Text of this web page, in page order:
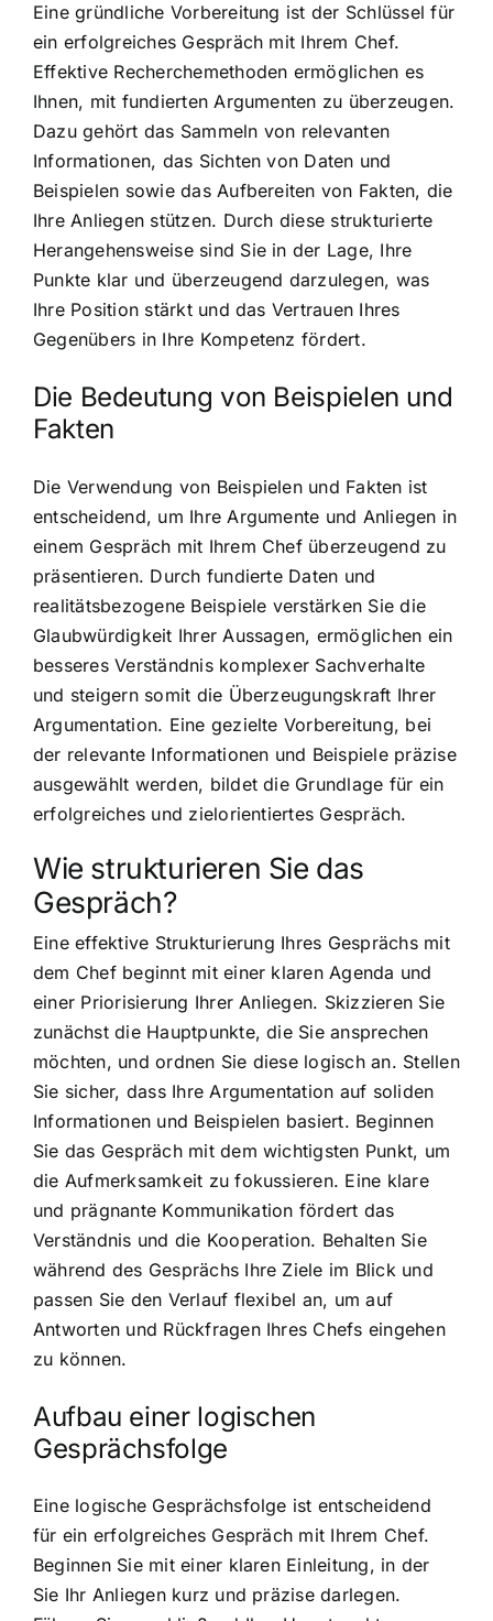
Eine gründliche Vorbereitung ist der Schlüssel für
ein erfolgreiches Gespräch mit Ihrem Chef.
Effektive Recherchemethoden ermöglichen es
Ihnen, mit fundierten Argumenten zu überzeugen.
Dazu gehört das Sammeln von relevanten
Informationen, das Sichten von Daten und
Beispielen sowie das Aufbereiten von Fakten, die
Ihre Anliegen stützen. Durch diese strukturierte
Herangehensweise sind Sie in der Lage, Ihre
Punkte klar und überzeugend darzulegen, was
Ihre Position stärkt und das Vertrauen Ihres
Gegenübers in Ihre Kompetenz fördert.
Die Bedeutung von Beispielen und
Fakten
Die Verwendung von Beispielen und Fakten ist
entscheidend, um Ihre Argumente und Anliegen in
einem Gespräch mit Ihrem Chef überzeugend zu
präsentieren. Durch fundierte Daten und
realitätsbezogene Beispiele verstärken Sie die
Glaubwürdigkeit Ihrer Aussagen, ermöglichen ein
besseres Verständnis komplexer Sachverhalte
und steigern somit die Überzeugungskraft Ihrer
Argumentation. Eine gezielte Vorbereitung, bei
der relevante Informationen und Beispiele präzise
ausgewählt werden, bildet die Grundlage für ein
erfolgreiches und zielorientiertes Gespräch.
Wie strukturieren Sie das
Gespräch?
Eine effektive Strukturierung Ihres Gesprächs mit
dem Chef beginnt mit einer klaren Agenda und
einer Priorisierung Ihrer Anliegen. Skizzieren Sie
zunächst die Hauptpunkte, die Sie ansprechen
möchten, und ordnen Sie diese logisch an. Stellen
Sie sicher, dass Ihre Argumentation auf soliden
Informationen und Beispielen basiert. Beginnen
Sie das Gespräch mit dem wichtigsten Punkt, um
die Aufmerksamkeit zu fokussieren. Eine klare
und prägnante Kommunikation fördert das
Verständnis und die Kooperation. Behalten Sie
während des Gesprächs Ihre Ziele im Blick und
passen Sie den Verlauf flexibel an, um auf
Antworten und Rückfragen Ihres Chefs eingehen
zu können.
Aufbau einer logischen
Gesprächsfolge
Eine logische Gesprächsfolge ist entscheidend
für ein erfolgreiches Gespräch mit Ihrem Chef.
Beginnen Sie mit einer klaren Einleitung, in der
Sie Ihr Anliegen kurz und präzise darlegen.